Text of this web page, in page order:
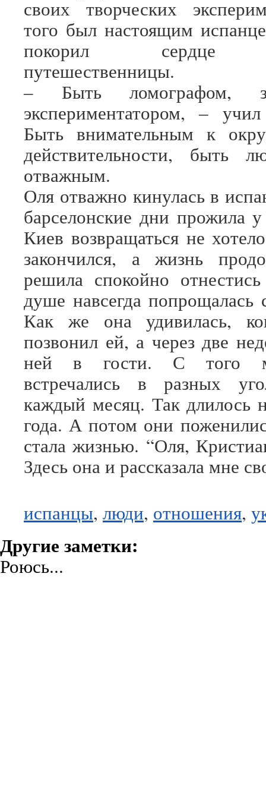
своих творческих
того был настоящим
покорил сердце
путешественницы.
‒ Быть ломографом,
экспериментатором, ‒
Быть внимательным к
действительности, быть
отважным.
Оля отважно кинулась в
барселонские дни прожила
Киев возвращаться не
закончился, а жизнь
решила спокойно
душе навсегда попрощалась
Как же она удивилась,
позвонил ей, а через две
ней в гости. С того
встречались в разных
каждый месяц. Так длилось
года. А потом они
стала жизнью. “Оля,
Здесь она и рассказала мне
испанцы, люди, отношения,
Другие заметки:
Роюсь...